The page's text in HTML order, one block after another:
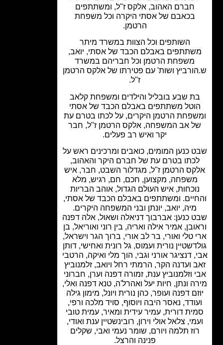
חברם האהוב, אלקס ז"ל, ומשתתפים
בכאבם של אסתי היקרה וכל משפחת
השותפים וכל הצוות במשרד מיתר
באבלם הכבד של אסתי, יואב,
משפחת הרטמן וכל חבריהם במשרד
ושות' עם פטירתו של אלקס הרטמן
שבע בובליל והילדים ומשפחת קלאב
משתתפים באבלם הכבד של אסתי
הרטמן היקרים, על לכתו בטרם עת
אב המשפחה, אלקס הרטמן ז"ל, חבר
יקר ואיש רב פעלים.
כנען המומים, כואבים ומרכינים ראש על
בטרם עת של חברם היקר והאהוב,
הרטמן ז"ל, מגדלור השבט, חבר, איש
משפחה, מקצוען, חכם, חם, רגיש, מלא
איש העולם הגדול, אוהב הבריות
ומשתתפים באבלם הכבד של אסתי,
מיה, יואב, יונתן ובני המשפחה היקרים.
כנען: אברבוך דניאלה ושאול, אלה דפנה
אמיר אילה ואריה, בין רוני ואוריאל, בן
טלי ואורי, בר לב אורי, ברוך הגר וישראל,
נורית ועמוס, גל רונית ואחישי, דותן
דנציגר אורני וגבי, הוך מלי ואיקה, הרטבי
ועדנה הקר, הרמתי רחל ויואב, זלמנוביץ
וזלמנוביץ ענת, זמורה דפנה וערן, חברוני
ונתן, חיות יעל ואהרל'ה, טנא דפנה ואלי,
דפנה ועופר, כהן נורית ויונל, מימון גילה
נאסר היבה ויוסוף, סויד מלכה ורפי,
דורית, עמיר עידית ומאיר, עמית טובי
צלאל אולי וירון, רובינשטיין ענת ואודי,
תלמה ויורם, שומר נעמי ואבי, שקלים
פנינה והרצל.